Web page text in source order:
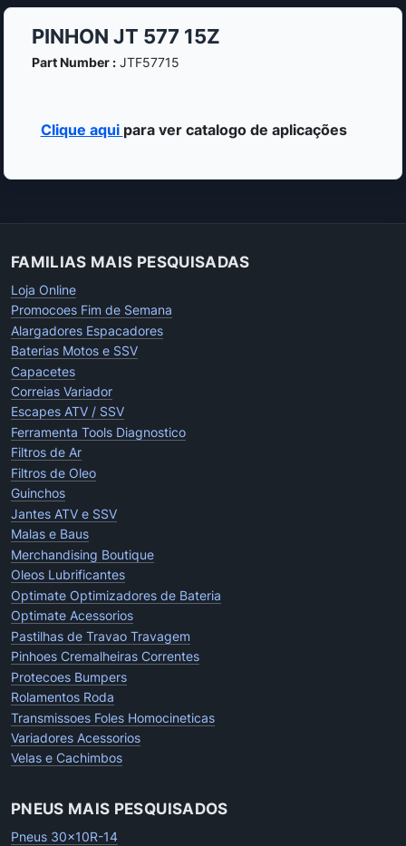
PINHON JT 577 15Z
Part Number :JTF57715
Clique aqui para ver catalogo de aplicações
FAMILIAS MAIS PESQUISADAS
Loja Online
Promocoes Fim de Semana
Alargadores Espacadores
Baterias Motos e SSV
Capacetes
Correias Variador
Escapes ATV / SSV
Ferramenta Tools Diagnostico
Filtros de Ar
Filtros de Oleo
Guinchos
Jantes ATV e SSV
Malas e Baus
Merchandising Boutique
Oleos Lubrificantes
Optimate Optimizadores de Bateria
Optimate Acessorios
Pastilhas de Travao Travagem
Pinhoes Cremalheiras Correntes
Protecoes Bumpers
Rolamentos Roda
Transmissoes Foles Homocineticas
Variadores Acessorios
Velas e Cachimbos
PNEUS MAIS PESQUISADOS
Pneus 30x10R-14